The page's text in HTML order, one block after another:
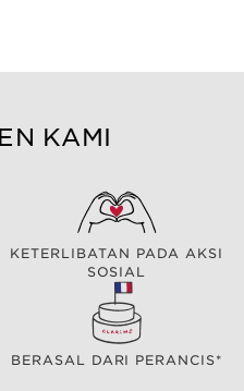
KAMI
KETERLIBATAN PADA AKSI
SOSIAL
BERASAL DARI PERANCIS*